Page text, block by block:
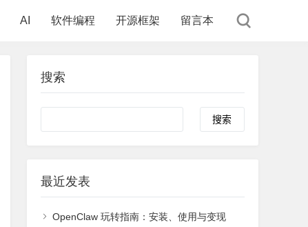
AI 软件编程 开源框架 留言本
搜索
Search
最近发表
OpenClaw 玩转指南：安装、使用与变现